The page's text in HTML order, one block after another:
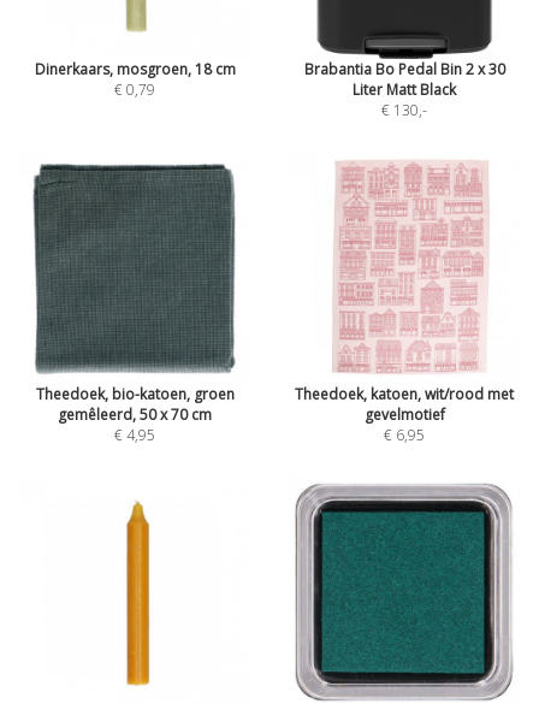
Dinerkaars, mosgroen, 18 cm
€ 0,79
Brabantia Bo Pedal Bin 2 x 30
Liter Matt Black
€ 130,-
Theedoek, bio-katoen, groen
gemêleerd, 50 x 70 cm
€ 4,95
Theedoek, katoen, wit/rood met
gevelmotief
€ 6,95